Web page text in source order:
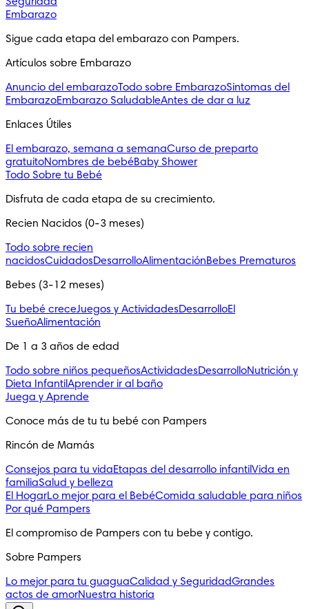
Embarazo
Sigue cada etapa del embarazo con Pampers.
Artículos sobre Embarazo
Anuncio del embarazoTodo sobre EmbarazoSintomas del
EmbarazoEmbarazo SaludableAntes de dar a luz
Enlaces Útiles
El embarazo, semana a semanaCurso de preparto
gratuitoNombres de bebéBaby Shower
Todo Sobre tu Bebé
Disfruta de cada etapa de su crecimiento.
Recien Nacidos (0-3 meses)
Todo sobre recien
nacidosCuidadosDesarrolloAlimentaciónBebes Prematuros
Bebes (3-12 meses)
Tu bebé creceJuegos y ActividadesDesarrolloEl
SueñoAlimentación
De 1 a 3 años de edad
Todo sobre niños pequeñosActividadesDesarrolloNutrición y
Dieta InfantilAprender ir al baño
Juega y Aprende
Conoce más de tu tu bebé con Pampers
Rincón de Mamás
Consejos para tu vidaEtapas del desarrollo infantilVida en
familiaSalud y belleza
El HogarLo mejor para el BebéComida saludable para niños
Por qué Pampers
El compromiso de Pampers con tu bebe y contigo.
Sobre Pampers
Lo mejor para tu guaguaCalidad y SeguridadGrandes
actos de amorNuestra historia